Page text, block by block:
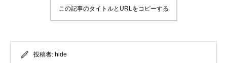
この記事のタイトルとURLをコピーする
投稿者: hide